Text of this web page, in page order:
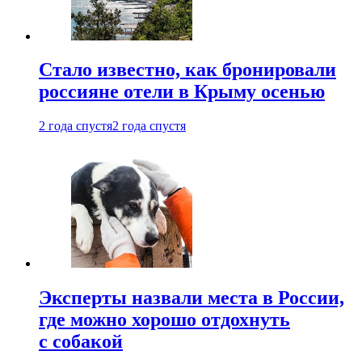
Стало известно, как бронировали
россияне отели в Крыму осенью
2 года спустя2 года спустя
Эксперты назвали места в России,
где можно хорошо отдохнуть
с собакой